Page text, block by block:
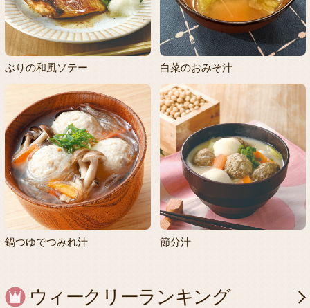
ぶりの和風ソテー 白菜のおみそ汁
鍋つゆでつみれ汁 節分汁
ウィークリーランキング